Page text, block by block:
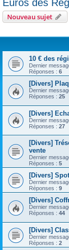
Euros des
Nouveau sujet
10 € des
Dernier
Réponses : 6
[Divers]
Dernier
Réponses : 25
[Divers]
Dernier
Réponses : 27
[Divers]
vente
Dernier
Réponses : 5
[Divers]
Dernier
Réponses : 9
[Divers]
Dernier
Réponses : 44
[Divers]
Dernier
Réponses : 2